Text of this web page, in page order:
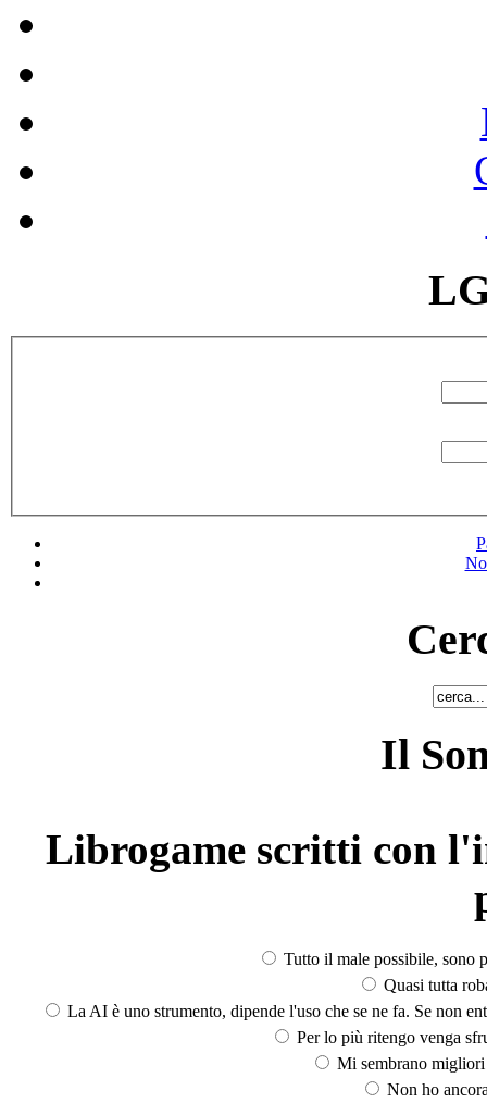
Il
Librogame scritti con
Tutto il male possibile, sono
Quasi tutta
La AI è uno strumento, dipende l'uso che se ne fa. Se non
Per lo più ritengo venga
Mi sembrano
Non ho